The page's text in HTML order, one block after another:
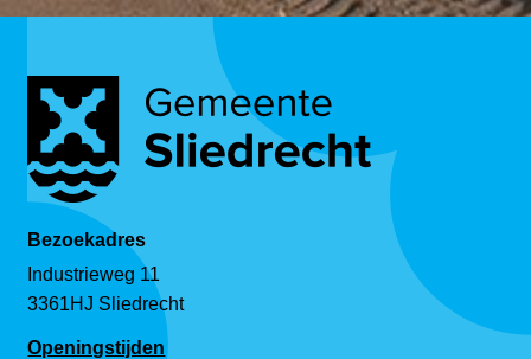
Bezoekadres
Industrieweg 11
3361HJ Sliedrecht
Openingstijden